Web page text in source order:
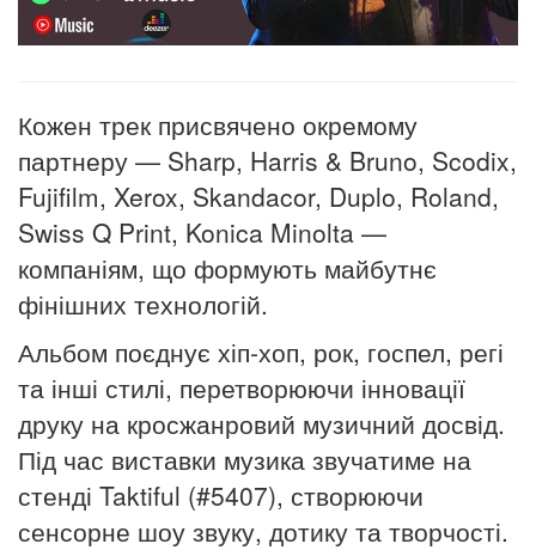
Кожен трек присвячено окремому
партнеру — Sharp, Harris & Bruno, Scodix,
Fujifilm, Xerox, Skandacor, Duplo, Roland,
Swiss Q Print, Konica Minolta —
компаніям, що формують майбутнє
фінішних технологій.
Альбом поєднує хіп-хоп, рок, госпел, регі
та інші стилі, перетворюючи інновації
друку на кросжанровий музичний досвід.
Під час виставки музика звучатиме на
стенді Taktiful (#5407), створюючи
сенсорне шоу звуку, дотику та творчості.